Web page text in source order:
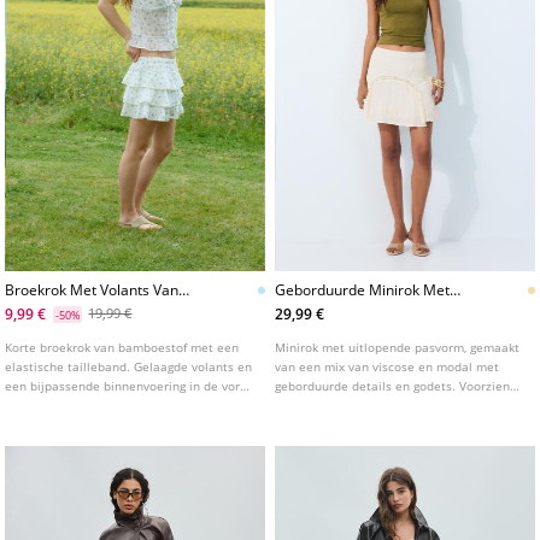
Broekrok Met Volants Van
Bamboestof
9,99 € -50% 19,99 €
Korte broekrok van bamboestof met een
elastische tailleband. Gelaagde volants en
een bijpassende binnenvoering in de vorm
Geborduurde Minirok Met
Godets
29,99 €
Minirok met uitlopende pasvorm, gemaakt
van een mix van viscose en modal met
geborduurde details en godets. Voorzien